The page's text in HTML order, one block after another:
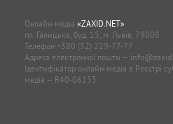
Онлайн-медіа «ZAXID.NET»
пл. Галицька, буд. 15, м. Львів, 79008
Телефон +380 (32) 229-77-77
Адреса електронної пошти —
Ідентифікатор онлайн-медіа в Реєстрі
медіа — R40-06155